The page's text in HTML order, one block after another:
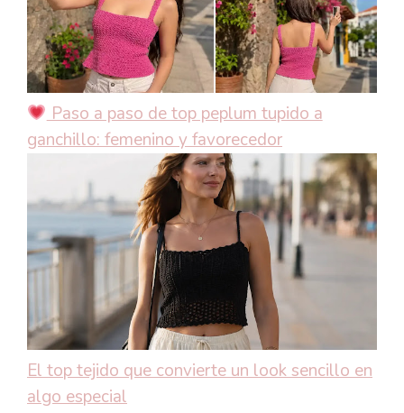
Paso a paso de top peplum tupido a
ganchillo: femenino y favorecedor
El top tejido que convierte un look sencillo en
algo especial